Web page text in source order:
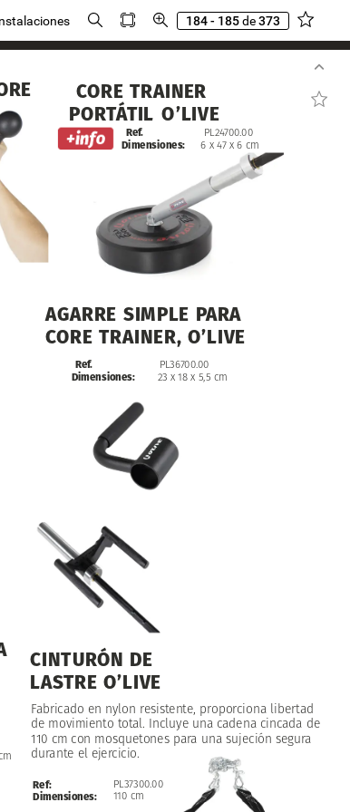
184 - 185de373
AGARRE SIMPLE PARA
CORE TRAINER, O’LIVE
Ref.
Dimensiones:
PL36700.00
23 x 18 x 5,5 cm
CORE TRAINER
PORTÁTIL O’LIVE
Ref.
Dimensiones:
PL24700.00
6 x 47 x 6 cm
CINTURÓN DE
LASTRE O’LIVE
Ref:
Dimensiones:
Fabricado en nylon resistente, proporciona libertad
de movimiento total. Incluye una cadena cincada de
110 cm con mosquetones para una sujeción segura
durante el ejercicio.
PL37300.00
110 cm